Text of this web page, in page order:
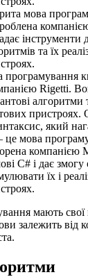
мова
інструменти
та їх
Rigetti.
алгоритми
пристроях.
який
мова
компанією
C# і дає
їх і
мають свої
залежить від